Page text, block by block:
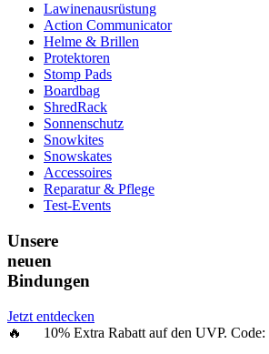
Lawinenausrüstung
Action Communicator
Helme & Brillen
Protektoren
Stomp Pads
Boardbag
ShredRack
Sonnenschutz
Snowkites
Snowskates
Accessoires
Reparatur & Pflege
Test-Events
Unsere
neuen
Bindungen
Jetzt entdecken
🔥 10% Extra Rabatt auf den UVP. Code: